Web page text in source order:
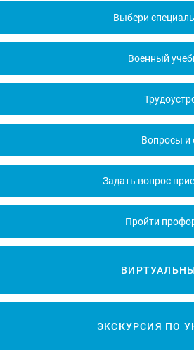
Выбери
Военный
Вопросы и
Задать вопрос
Пройти
ЭКСКУРСИЯ ПО